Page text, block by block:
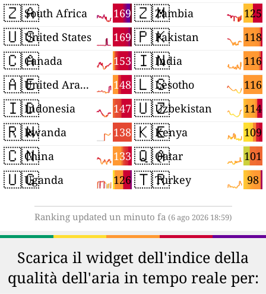
🇿🇦 169
South Africa
🇺🇸 169
United States
🇨🇦 153
Canada
🇦🇪 148
United Arab Emirates
🇮🇩 147
Indonesia
🇷🇼 138
Rwanda
🇨🇳 133
China
🇺🇬 126
Uganda
🇿🇲 125
Zambia
🇵🇰 118
Pakistan
🇮🇳 116
India
🇱🇸 116
Lesotho
🇺🇿 114
Uzbekistan
🇰🇪 109
Kenya
🇶🇦 101
Qatar
🇹🇷 98
Turkey
Ranking updated un minuto fa (6 ago 2026 18:59)
Scarica il widget dell'indice della
qualità dell'aria in tempo reale per: